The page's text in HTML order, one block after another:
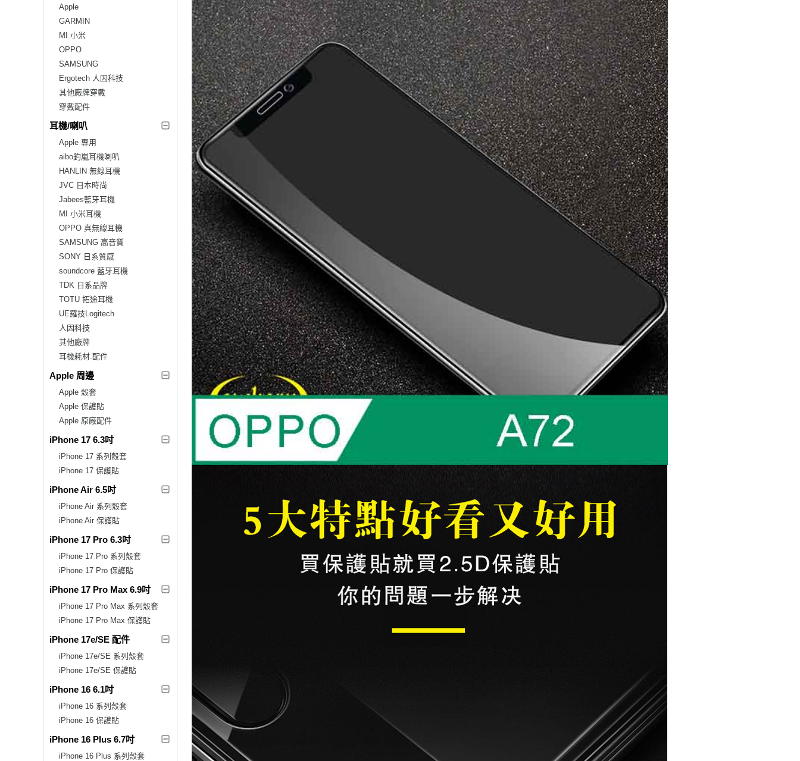
Apple
GARMIN
MI 小米
OPPO
SAMSUNG
Ergotech 人因科技
其他廠牌穿戴
穿戴配件
耳機/喇叭
Apple 專用
aibo鈞嵐耳機喇叭
HANLIN 無線耳機
JVC 日本時尚
Jabees藍牙耳機
MI 小米耳機
OPPO 真無線耳機
SAMSUNG 高音質
SONY 日系質感
soundcore 藍牙耳機
TDK 日系品牌
TOTU 拓途耳機
UE羅技Logitech
人因科技
其他廠牌
耳機耗材.配件
Apple 周邊
Apple 殼套
Apple 保護貼
Apple 原廠配件
iPhone 17 6.3吋
iPhone 17 系列殼套
iPhone 17 保護貼
iPhone Air 6.5吋
iPhone Air 系列殼套
iPhone Air 保護貼
iPhone 17 Pro 6.3吋
iPhone 17 Pro 系列殼套
iPhone 17 Pro 保護貼
iPhone 17 Pro Max 6.9吋
iPhone 17 Pro Max 系列殼套
iPhone 17 Pro Max 保護貼
iPhone 17e/SE 配件
iPhone 17e/SE 系列殼套
iPhone 17e/SE 保護貼
iPhone 16 6.1吋
iPhone 16 系列殼套
iPhone 16 保護貼
iPhone 16 Plus 6.7吋
iPhone 16 Plus 系列殼套